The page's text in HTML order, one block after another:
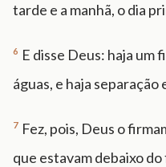
tarde e a manhã, o dia
6 E disse Deus: haja um
águas, e haja separação
7 Fez, pois, Deus o
que estavam debaixo